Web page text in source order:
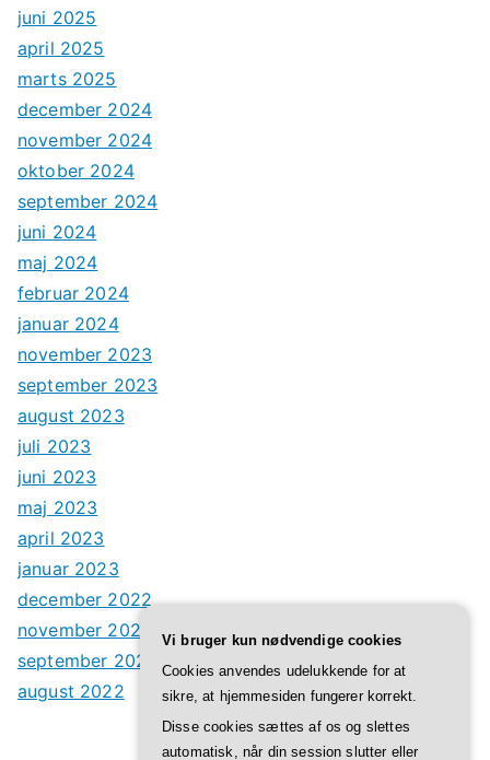
juni 2025
april 2025
marts 2025
december 2024
november 2024
oktober 2024
september 2024
juni 2024
maj 2024
februar 2024
januar 2024
november 2023
september 2023
august 2023
juli 2023
juni 2023
maj 2023
april 2023
januar 2023
december 2022
november 2022
september 2022
august 2022
Vi bruger kun nødvendige cookies
Cookies anvendes udelukkende for at
sikre, at hjemmesiden fungerer korrekt.
Disse cookies sættes af os og slettes
automatisk, når din session slutter eller